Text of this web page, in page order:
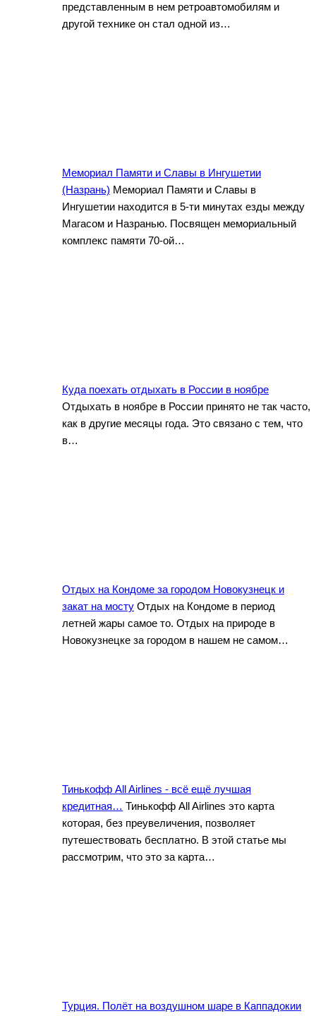
представленным в нем ретроавтомобилям и
другой технике он стал одной из…
Мемориал Памяти и Славы в Ингушетии
(Назрань) Мемориал Памяти и Славы в
Ингушетии находится в 5-ти минутах езды между
Магасом и Назранью. Посвящен мемориальный
комплекс памяти 70-ой…
Куда поехать отдыхать в России в ноябре
Отдыхать в ноябре в России принято не так часто,
как в другие месяцы года. Это связано с тем, что
в…
Отдых на Кондоме за городом Новокузнецк и
закат на мосту Отдых на Кондоме в период
летней жары самое то. Отдых на природе в
Новокузнецке за городом в нашем не самом…
Тинькофф All Airlines - всё ещё лучшая
кредитная… Тинькофф All Airlines это карта
которая, без преувеличения, позволяет
путешествовать бесплатно. В этой статье мы
рассмотрим, что это за карта…
Турция. Полёт на воздушном шаре в Каппадокии